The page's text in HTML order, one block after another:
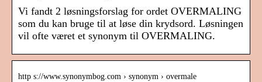
Vi fandt 2 løsningsforslag for ordet OVERMALING
som du kan bruge til at løse din krydsord. Løsningen
vil ofte været et synonym til OVERMALING.
http s://www.synonymbog.com › synonym › overmale